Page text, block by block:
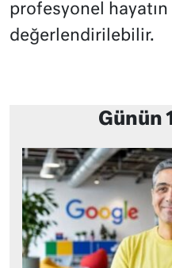
profesyonel
değerlendirilebilir.
Günün